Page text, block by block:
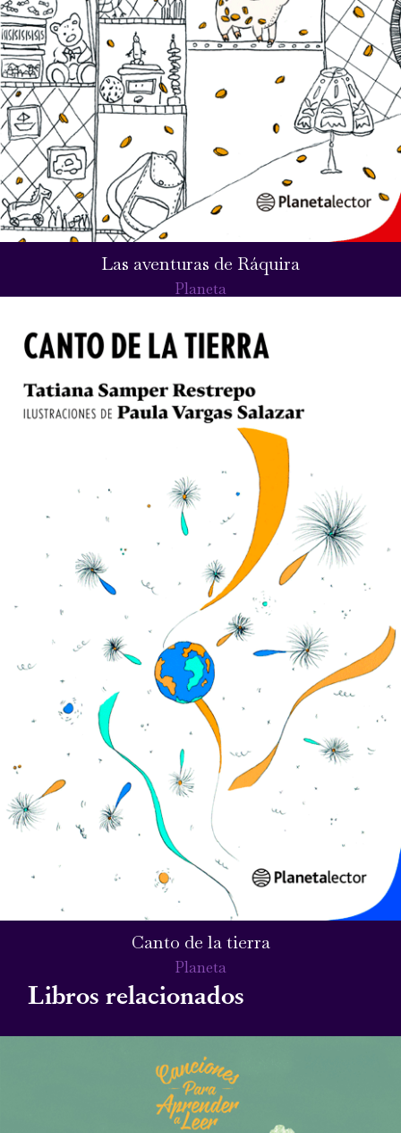
Las aventuras de Ráquira
Planeta
Canto de la tierra
Planeta
Libros relacionados